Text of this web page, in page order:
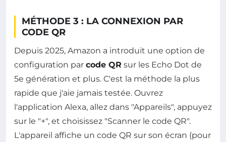
MÉTHODE 3 : LA CONNEXION PAR
CODE QR
Depuis 2025, Amazon a introduit une option de
configuration par code QR sur les Echo Dot de
5e génération et plus. C'est la méthode la plus
rapide que j'aie jamais testée. Ouvrez
l'application Alexa, allez dans "Appareils", appuyez
sur le "+", et choisissez "Scanner le code QR".
L'appareil affiche un code QR sur son écran (pour